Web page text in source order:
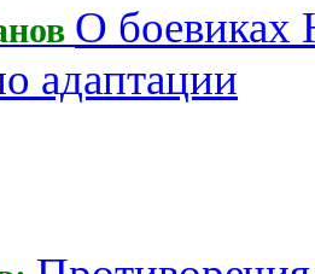
О боевиках
адаптации